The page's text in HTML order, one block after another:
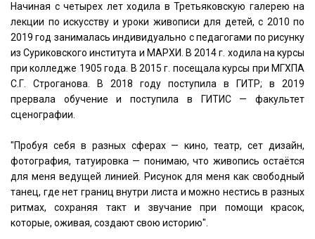
Начиная с четырех лет ходила в Третьяковскую галерею на
лекции по искусству и уроки живописи для детей, с 2010 по
2019 год занималась индивидуально с педагогами по рисунку
из Суриковского института и МАРХИ. В 2014 г. ходила на курсы
при колледже 1905 года. В 2015 г. посещала курсы при МГХПА
С.Г. Строганова. В 2018 году поступила в ГИТР; в 2019
прервала обучение и поступила в ГИТИС — факультет
сценографии.
"Пробуя себя в разных сферах — кино, театр, сет дизайн,
фотография, татуировка — понимаю, что живопись остаётся
для меня ведущей линией. Рисунок для меня как свободный
танец, где нет границ внутри листа и можно нестись в разных
ритмах, сохраняя такт и звучание при помощи красок,
которые, оживая, создают свою историю".